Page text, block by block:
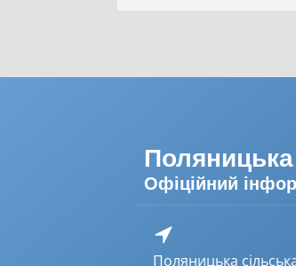
Офіційний
Поляницька